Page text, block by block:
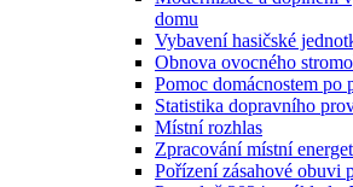
domu
Vybavení hasičské
Obnova ovocného
Pomoc domácnostem po
Statistika dopravního
Místní rozhlas
Zpracování místní
Pořízení zásahové obuvi